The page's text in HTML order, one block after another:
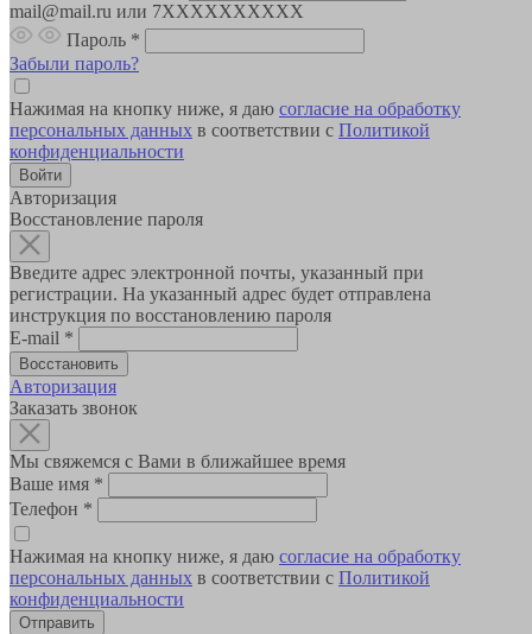
mail@mail.ru или 7XXXXXXXXXX
Пароль *
Забыли пароль?
Нажимая на кнопку ниже, я даю согласие на обработку
персональных данных в соответствии с Политикой
конфиденциальности
Авторизация
Восстановление пароля
Введите адрес электронной почты, указанный при
регистрации. На указанный адрес будет отправлена
инструкция по восстановлению пароля
E-mail *
Авторизация
Заказать звонок
Мы свяжемся с Вами в ближайшее время
Ваше имя *
Телефон *
Нажимая на кнопку ниже, я даю согласие на обработку
персональных данных в соответствии с Политикой
конфиденциальности